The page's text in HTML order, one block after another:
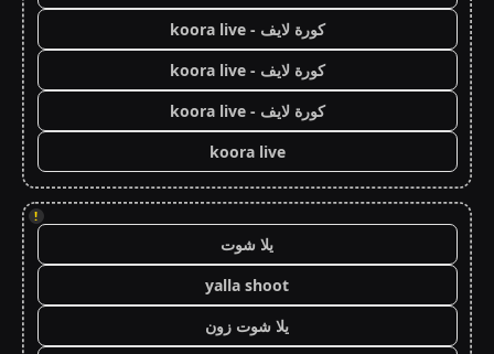
كورة لايف - koora live
كورة لايف - koora live
كورة لايف - koora live
koora live
!
يلا شوت
yalla shoot
يلا شوت زون